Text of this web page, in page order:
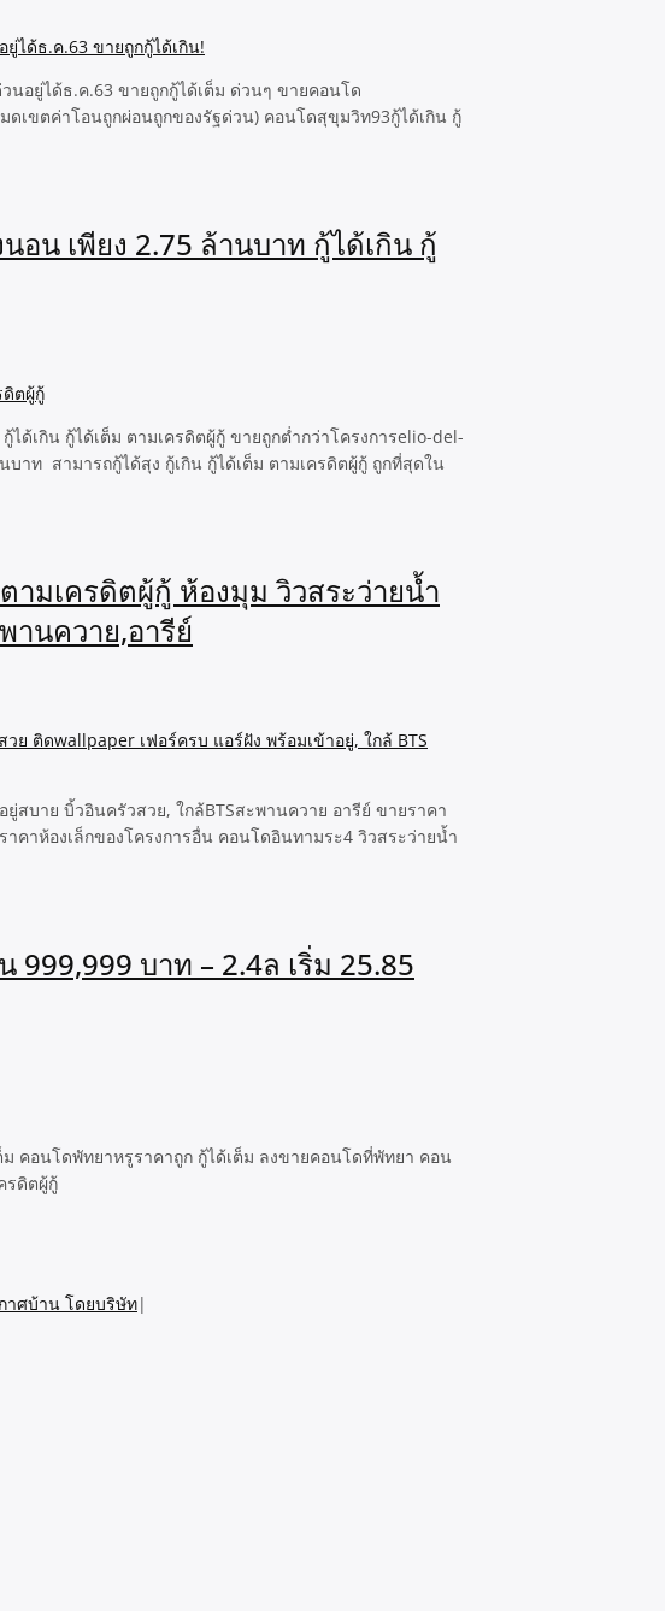
นอยู่ได้ธ.ค.63 ขายถูกกู้ได้เต็ม ด่วนๆ ขายคอนโด
เขตค่าโอนถูกผ่อนถูกของรัฐด่วน) คอนโดสุขุมวิท93กู้ได้เกิน กู้
น เพียง 2.75 ล้านบาท กู้ได้เกิน กู้
ด้เกิน กู้ได้เต็ม ตามเครดิตผู้กู้ ขายถูกต่ำกว่าโครงการelio-del-
สามารถกู้ได้สุง กู้เกิน กู้ได้เต็ม ตามเครดิตผู้กู้ ถูกที่สุดใน
มเครดิตผู้กู้ ห้องมุม วิวสระว่ายน้ำ
านควาย,อารีย์
บาย บิ้วอินครัวสวย, ใกล้BTSสะพานควาย อารีย์ ขายราคา
คาห้องเล็กของโครงการอื่น คอนโดอินทามระ4 วิวสระว่ายน้ำ
บาท – 2.4ล เริ่ม 25.85
คอนโดพัทยาหรูราคาถูก กู้ได้เต็ม ลงขายคอนโดที่พัทยา คอน
รดิตผู้กู้
าศบ้าน โดยบริษัท|